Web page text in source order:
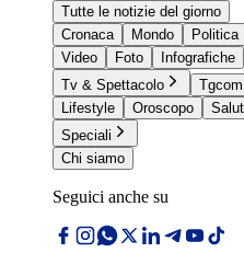
Tutte le notizie del giorno
Cronaca
Mondo Politica
Video
Foto Infografiche
Tv & Spettacolo
Lifestyle
Oroscopo
Speciali
Chi siamo
Seguici anche su